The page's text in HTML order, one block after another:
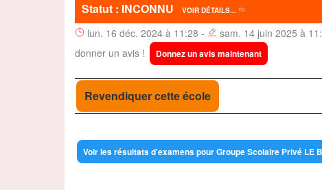
Statut : INCONNUVOIR DÉTAILS...
lun. 16 déc. 2024 à 11:28 -
sam. 14 juin 2025 à
donner un avis !
Donnez un avis maintenant
Revendiquer cette école
Voir les résultats d'examens pour Groupe Scolaire Privé LE